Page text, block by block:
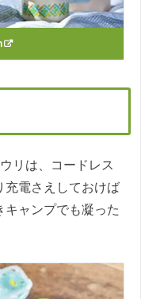
リは、コードレス
充電さえしておけば
キャンプでも凝った